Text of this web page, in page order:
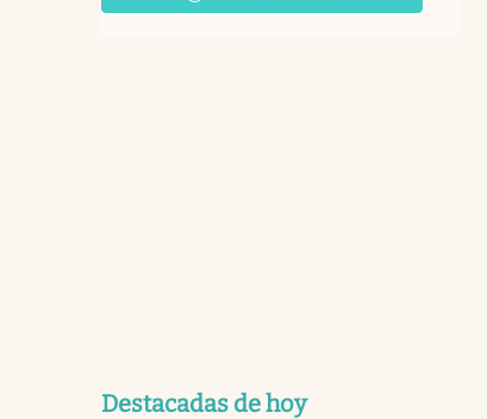
Destacadas de hoy